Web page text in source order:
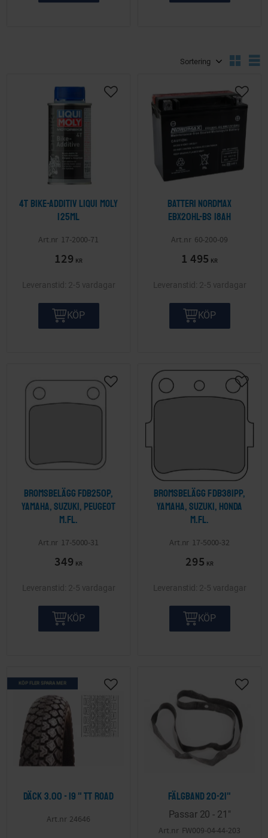
4T Bike-Additiv LIQUI MOLY
125ml
17-2000-71
129 KR
Lägg till i önskelista
2-5 vardagar
KÖP
Batteri Nordmax
EBX20HL-BS 18Ah
60-200-09
1 495 KR
Lägg
2-5 vardagar
KÖP
Bromsbelägg FDB250P,
Yamaha, Suzuki, Peugeot
m.fl.
17-5000-31
349 KR
Lägg till i önskelista
2-5 vardagar
KÖP
Bromsbelägg FDB381PP,
Yamaha, Suzuki, Honda
m.fl.
17-5000-32
295 KR
Lägg
2-5 vardagar
KÖP
Däck 3.00 - 19 " TT Road
24646
KÖP FLER SPARA MER
Lägg till i önskelista
Fälgband 20-21"
Passar 20 - 21"
FW009-04-44-203
Lägg